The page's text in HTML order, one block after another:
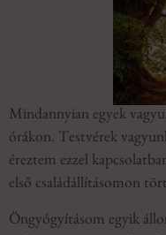
Mindannyian egyek
órákon. Testvérek
éreztem ezzel
első családállításomon
Öngyógyításom egyik